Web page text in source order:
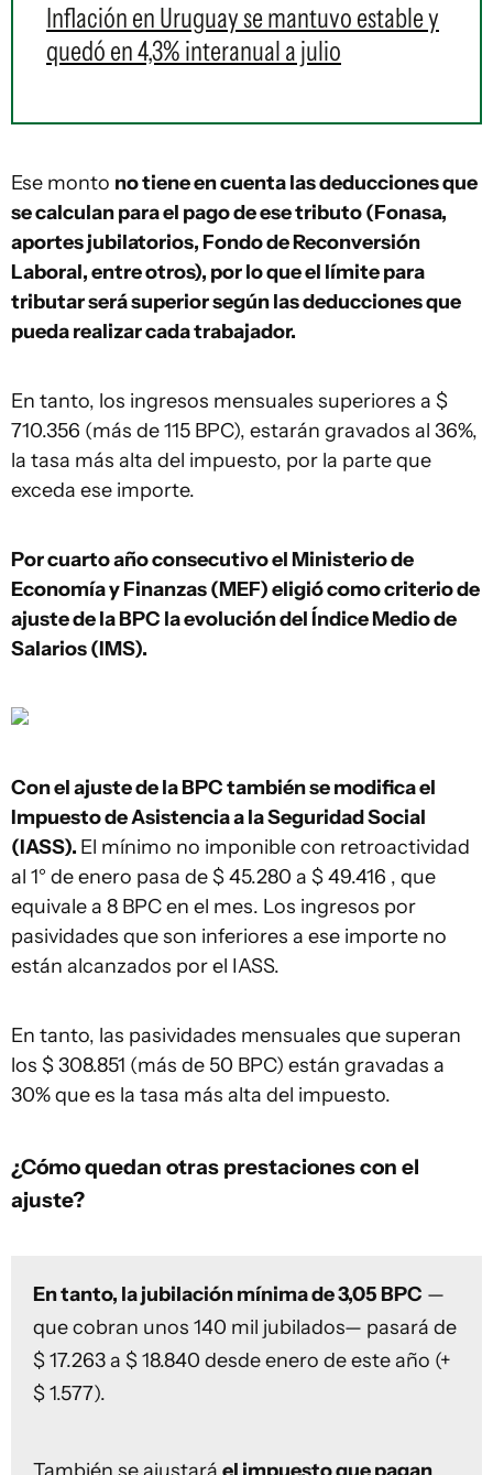
Inflación en Uruguay se mantuvo estable y
quedó en 4,3% interanual a julio
Ese monto no tiene en cuenta las deducciones que
se calculan para el pago de ese tributo (Fonasa,
aportes jubilatorios, Fondo de Reconversión
Laboral, entre otros), por lo que el límite para
tributar será superior según las deducciones que
pueda realizar cada trabajador.
En tanto, los ingresos mensuales superiores a $
710.356 (más de 115 BPC), estarán gravados al 36%,
la tasa más alta del impuesto, por la parte que
exceda ese importe.
Por cuarto año consecutivo el Ministerio de
Economía y Finanzas (MEF) eligió como criterio de
ajuste de la BPC la evolución del Índice Medio de
Salarios (IMS).
Con el ajuste de la BPC también se modifica el
Impuesto de Asistencia a la Seguridad Social
(IASS). El mínimo no imponible con retroactividad
al 1° de enero pasa de $ 45.280 a $ 49.416 , que
equivale a 8 BPC en el mes. Los ingresos por
pasividades que son inferiores a ese importe no
están alcanzados por el IASS.
En tanto, las pasividades mensuales que superan
los $ 308.851 (más de 50 BPC) están gravadas a
30% que es la tasa más alta del impuesto.
¿Cómo quedan otras prestaciones con el
ajuste?
En tanto, la jubilación mínima de 3,05 BPC —
que cobran unos 140 mil jubilados— pasará de
$ 17.263 a $ 18.840 desde enero de este año (+
$ 1.577).